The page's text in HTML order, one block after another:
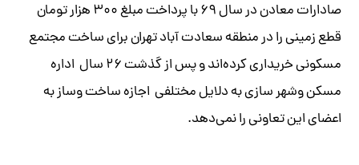
صادارات معادن در سال ۶۹ با پرداخت مبلغ ۳۰۰ هزار تومان
قطع زمینی را در منطقه سعادت آباد تهران برای ساخت مجتمع
مسکونی خریداری کرده‌اند و پس از گذشت ۲۶ سال اداره
مسکن وشهر سازی به دلایل مختلفی اجازه ساخت وساز به
اعضای این تعاونی را نمی‌دهد.